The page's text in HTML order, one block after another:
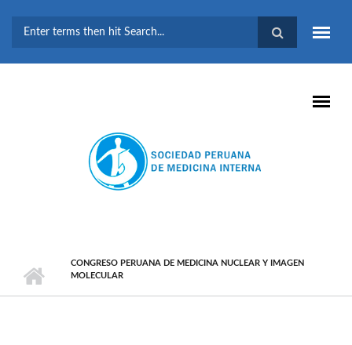
BÚSQUEDA
CONGRESO PERUANA DE MEDICINA NUCLEAR Y IMAGEN
MOLECULAR